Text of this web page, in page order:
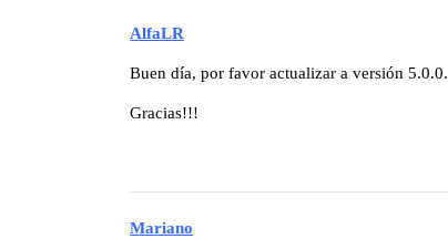
AlfaLR
Buen día, por favor actualizar a versión 5.0.0.
Gracias!!!
Mariano